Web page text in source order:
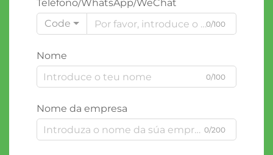
Teléfono/WhatsApp/WeChat
Code
0/100
Nome
0/100
Nome da empresa
0/200